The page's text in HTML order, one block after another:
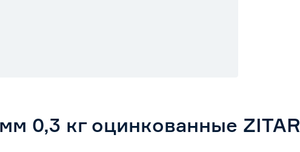
0,3 кг оцинкованные ZITAR